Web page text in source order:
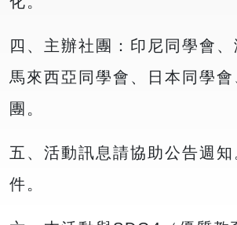
四、主辦社團：印尼同學會、
馬來西亞同學會、日本同學
團。
五、活動訊息請協助公告週
件。